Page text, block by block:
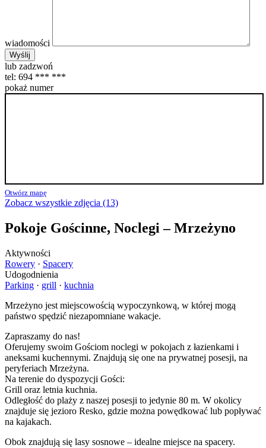
wiadomości
lub zadzwoń
tel: 694 *** ***
pokaż numer
Otwórz mapę
Zobacz wszystkie zdjęcia (13)
Pokoje Gościnne, Noclegi – Mrzeżyno
Aktywności
Rowery · Spacery
Udogodnienia
Parking · grill · kuchnia
Mrzeżyno jest miejscowością wypoczynkową, w której mogą
państwo spędzić niezapomniane wakacje.
Zapraszamy do nas!
Oferujemy swoim Gościom noclegi w pokojach z łazienkami i
aneksami kuchennymi. Znajdują się one na prywatnej posesji, na
peryferiach Mrzeżyna.
Na terenie do dyspozycji Gości:
Grill oraz letnia kuchnia.
Odległość do plaży z naszej posesji to jedynie 80 m. W okolicy
znajduje się jezioro Resko, gdzie można powędkować lub popływać
na kajakach.
Obok znajdują się lasy sosnowe – idealne miejsce na spacery.